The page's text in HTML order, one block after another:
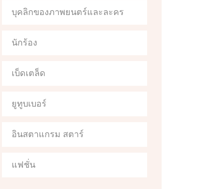
บุคลิกของภาพยนตร์และละคร
นักร้อง
เบ็ดเตล็ด
ยูทูบเบอร์
อินสตาแกรม สตาร์
แฟชั่น